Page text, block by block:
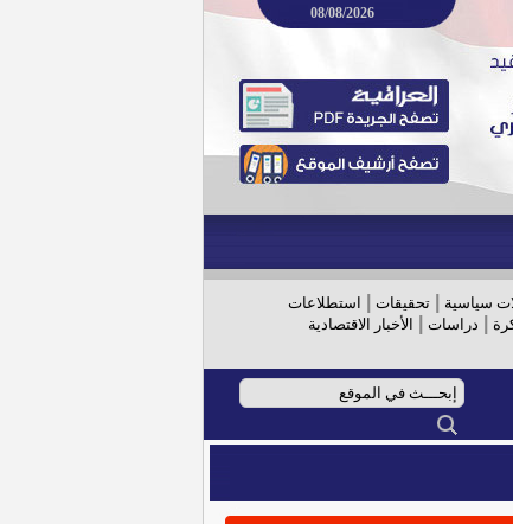
08/08/2026
سياسية تحقيقات
استطلاعات
دراسات
الأخبار الاقتصادية